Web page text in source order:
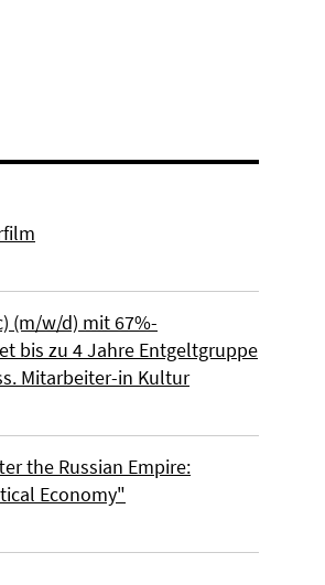
(m/w/d) mit 67%-
bis zu 4 Jahre Entgeltgruppe
Mitarbeiter-in Kultur
the Russian Empire:
Economy"